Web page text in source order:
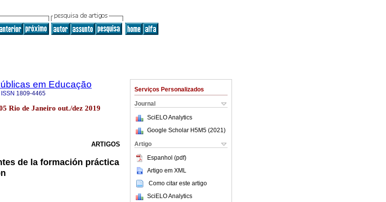
Serviços Personalizados
Journal
SciELO Analytics
Google Scholar H5M5 (2021 )
Artigo
Espanhol (pdf)
Artigo em XML
Como citar este artigo
SciELO Analytics
em Educação
ISSN 1809-4465
Rio de Janeiro out./dez 2019
ARTIGOS
de la formación práctica